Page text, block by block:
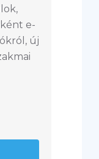
e-
új